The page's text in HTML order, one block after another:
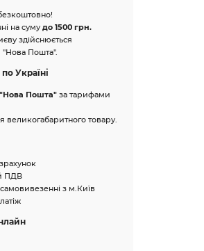
на суму до 1500 грн.
здійснюється
"Нова Пошта".
Україні
"Нова Пошта" за тарифами
великогабаритного товару.
ПДВ
з м.Київ